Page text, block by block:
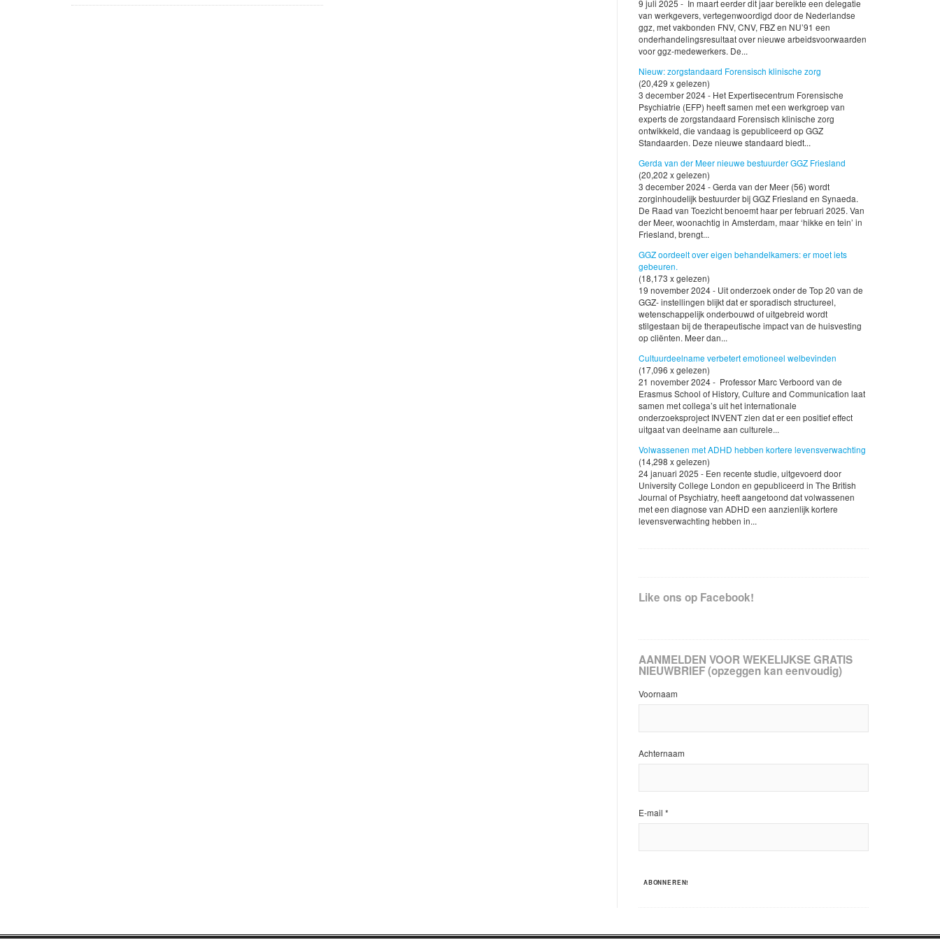
9 juli 2025 - In maart eerder dit jaar bereikte een delegatie
van werkgevers, vertegenwoordigd door de Nederlandse
ggz, met vakbonden FNV, CNV, FBZ en NU’91 een
onderhandelingsresultaat over nieuwe arbeidsvoorwaarden
voor ggz-medewerkers. De...
Nieuw: zorgstandaard Forensisch klinische zorg
(20,429 x gelezen)
3 december 2024 - Het Expertisecentrum Forensische
Psychiatrie (EFP) heeft samen met een werkgroep van
experts de zorgstandaard Forensisch klinische zorg
ontwikkeld, die vandaag is gepubliceerd op GGZ
Standaarden. Deze nieuwe standaard biedt...
Gerda van der Meer nieuwe bestuurder GGZ Friesland
(20,202 x gelezen)
3 december 2024 - Gerda van der Meer (56) wordt
zorginhoudelijk bestuurder bij GGZ Friesland en Synaeda.
De Raad van Toezicht benoemt haar per februari 2025. Van
der Meer, woonachtig in Amsterdam, maar ‘hikke en tein’ in
Friesland, brengt...
GGZ oordeelt over eigen behandelkamers: er moet iets
gebeuren.
(18,173 x gelezen)
19 november 2024 - Uit onderzoek onder de Top 20 van de
GGZ- instellingen blijkt dat er sporadisch structureel,
wetenschappelijk onderbouwd of uitgebreid wordt
stilgestaan bij de therapeutische impact van de huisvesting
op cliënten. Meer dan...
Cultuurdeelname verbetert emotioneel welbevinden
(17,096 x gelezen)
21 november 2024 - Professor Marc Verboord van de
Erasmus School of History, Culture and Communication laat
samen met collega’s uit het internationale
onderzoeksproject INVENT zien dat er een positief effect
uitgaat van deelname aan culturele...
Volwassenen met ADHD hebben kortere levensverwachting
(14,298 x gelezen)
24 januari 2025 - Een recente studie, uitgevoerd door
University College London en gepubliceerd in The British
Journal of Psychiatry, heeft aangetoond dat volwassenen
met een diagnose van ADHD een aanzienlijk kortere
levensverwachting hebben in...
Like ons op Facebook!
AANMELDEN VOOR WEKELIJKSE GRATIS
NIEUWBRIEF (opzeggen kan eenvoudig)
Voornaam
Achternaam
E-mail *